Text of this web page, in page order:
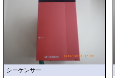
シーケンサー